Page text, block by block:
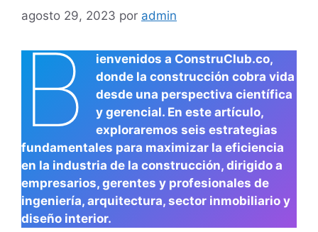
agosto 29, 2023 por admin
B
ienvenidos a ConstruClub.co,
donde la construcción cobra vida
desde una perspectiva científica
y gerencial. En este artículo,
exploraremos seis estrategias
fundamentales para maximizar la eficiencia
en la industria de la construcción, dirigido a
empresarios, gerentes y profesionales de
ingeniería, arquitectura, sector inmobiliario y
diseño interior.